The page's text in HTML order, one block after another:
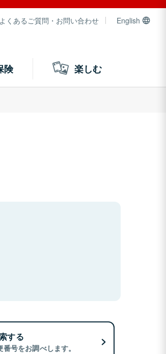
よくあるご質問・お問い合わせ English
険 楽しむ
する
号をお調べします。